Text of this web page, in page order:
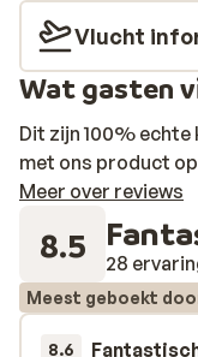
stoombad, een
zonnebank, een
Tegen betaling zijn
massages te
specialiteiten
af met een goed
bar.
Vlucht
Wat gasten
Dit zijn 100%
met ons product
Meer over reviews
8.5 28
Meest geboekt
8.6